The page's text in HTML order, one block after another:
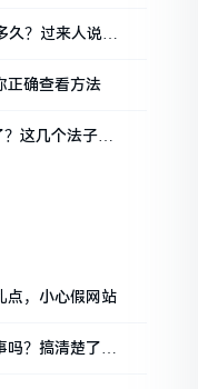
久？过来人说说
正确查看方法
这几个法子能
点，小心假网站
吗？搞清楚了再